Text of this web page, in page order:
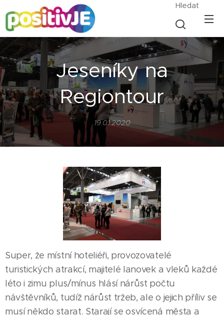
Hledat
Jeseníky na
Regiontour
19.01.2020
Super, že místní hoteliéři, provozovatelé
turistických atrakcí, majitelé lanovek a vleků každé
léto i zimu plus/mínus hlásí nárůst počtu
návštěvníků, tudíž nárůst tržeb, ale o jejich příliv se
musí někdo starat. Starají se osvícená města a